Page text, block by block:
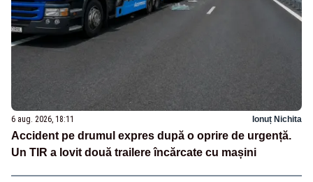
6 aug. 2026, 18:11 Ionuț Nichita
Accident pe drumul expres după o oprire de urgență.
Un TIR a lovit două trailere încărcate cu mașini